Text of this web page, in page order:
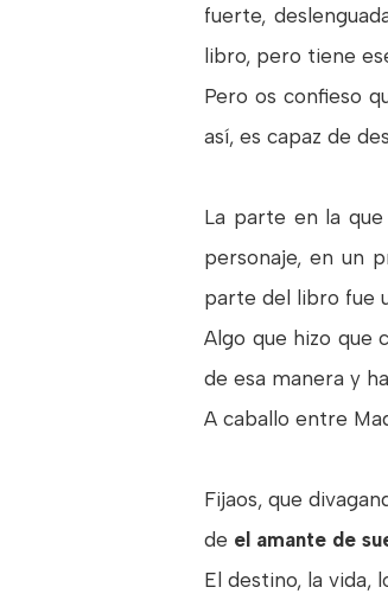
fuerte,
libro, pero tiene
Pero os confieso
así, es capaz de
La parte en la que
personaje, en un
parte del libro fue
Algo que hizo que
de esa manera y
A caballo entre
Fijaos, que
de el amante de
El destino, la vida,